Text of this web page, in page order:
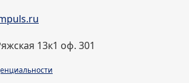
13к1 оф. 301